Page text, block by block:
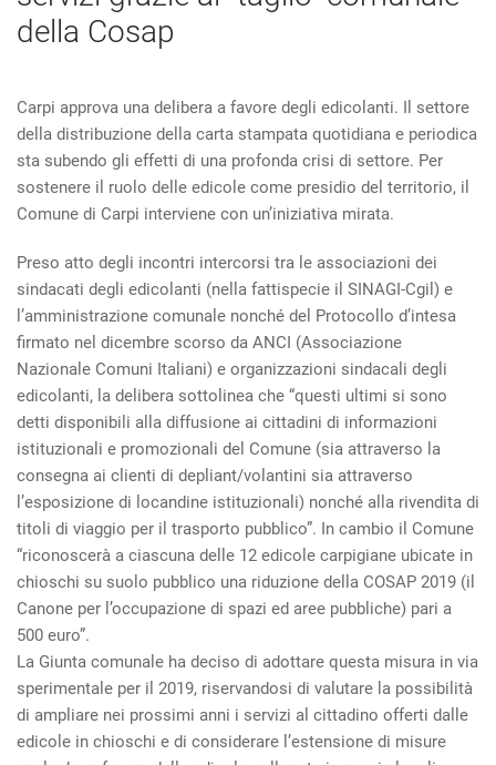
della Cosap
Carpi approva una delibera a favore degli edicolanti. Il settore
della distribuzione della carta stampata quotidiana e periodica
sta subendo gli effetti di una profonda crisi di settore. Per
sostenere il ruolo delle edicole come presidio del territorio, il
Comune di Carpi interviene con un’iniziativa mirata.
Preso atto degli incontri intercorsi tra le associazioni dei
sindacati degli edicolanti (nella fattispecie il SINAGI-Cgil) e
l’amministrazione comunale nonché del Protocollo d’intesa
firmato nel dicembre scorso da ANCI (Associazione
Nazionale Comuni Italiani) e organizzazioni sindacali degli
edicolanti, la delibera sottolinea che “questi ultimi si sono
detti disponibili alla diffusione ai cittadini di informazioni
istituzionali e promozionali del Comune (sia attraverso la
consegna ai clienti di depliant/volantini sia attraverso
l’esposizione di locandine istituzionali) nonché alla rivendita di
titoli di viaggio per il trasporto pubblico”. In cambio il Comune
“riconoscerà a ciascuna delle 12 edicole carpigiane ubicate in
chioschi su suolo pubblico una riduzione della COSAP 2019 (il
Canone per l’occupazione di spazi ed aree pubbliche) pari a
500 euro”.
La Giunta comunale ha deciso di adottare questa misura in via
sperimentale per il 2019, riservandosi di valutare la possibilità
di ampliare nei prossimi anni i servizi al cittadino offerti dalle
edicole in chioschi e di considerare l’estensione di misure